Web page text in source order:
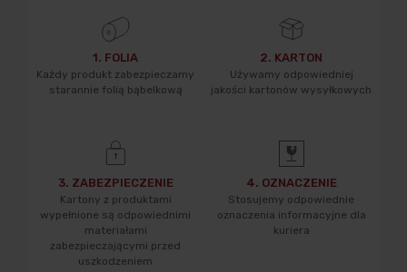
1. FOLIA
Każdy produkt zabezpieczamy
starannie folią bąbelkową
2. KARTON
Używamy odpowiedniej
jakości kartonów wysyłkowych
3. ZABEZPIECZENIE
Kartony z produktami
wypełnione są odpowiednimi
materiałami
zabezpieczającymi przed
uszkodzeniem
4. OZNACZENIE
Stosujemy odpowiednie
oznaczenia informacyjne dla
kuriera